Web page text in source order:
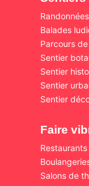
Randonnées
Balades
Parcours
Sentier
Sentier
Sentier
Sentier
Faire
Restaurants
Salons de